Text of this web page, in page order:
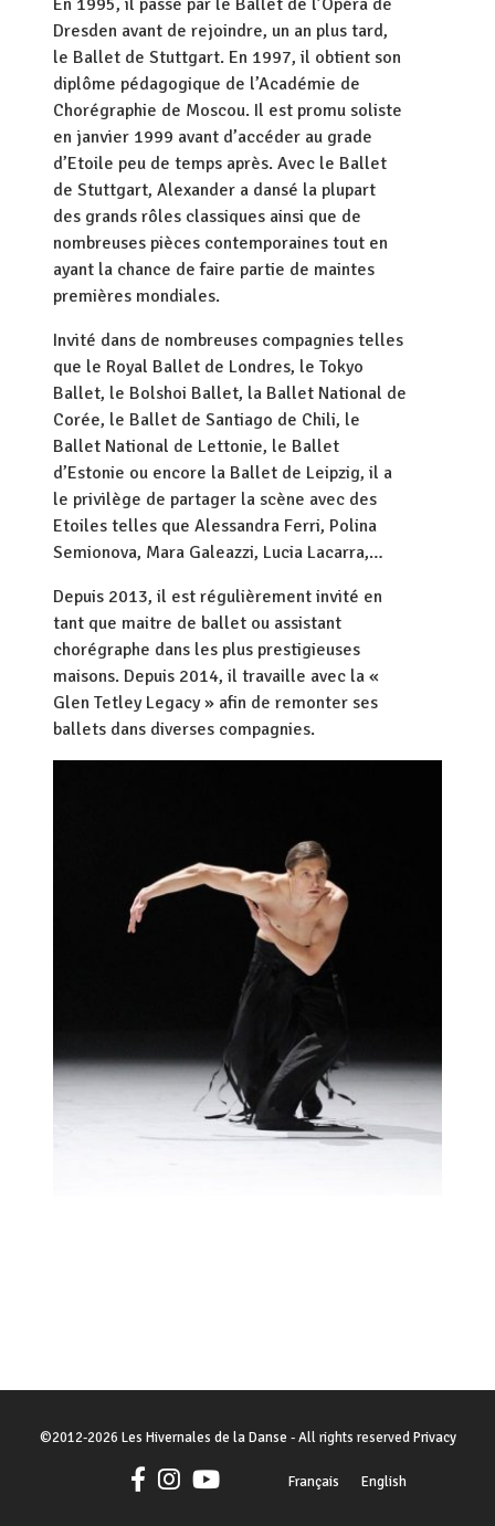
En 1995, il passe par le Ballet de l’Opéra de
Dresden avant de rejoindre, un an plus tard,
le Ballet de Stuttgart. En 1997, il obtient son
diplôme pédagogique de l’Académie de
Chorégraphie de Moscou. Il est promu soliste
en janvier 1999 avant d’accéder au grade
d’Etoile peu de temps après. Avec le Ballet
de Stuttgart, Alexander a dansé la plupart
des grands rôles classiques ainsi que de
nombreuses pièces contemporaines tout en
ayant la chance de faire partie de maintes
premières mondiales.
Invité dans de nombreuses compagnies telles
que le Royal Ballet de Londres, le Tokyo
Ballet, le Bolshoi Ballet, la Ballet National de
Corée, le Ballet de Santiago de Chili, le
Ballet National de Lettonie, le Ballet
d’Estonie ou encore la Ballet de Leipzig, il a
le privilège de partager la scène avec des
Etoiles telles que Alessandra Ferri, Polina
Semionova, Mara Galeazzi, Lucia Lacarra,…
Depuis 2013, il est régulièrement invité en
tant que maitre de ballet ou assistant
chorégraphe dans les plus prestigieuses
maisons. Depuis 2014, il travaille avec la «
Glen Tetley Legacy » afin de remonter ses
ballets dans diverses compagnies.
©2012-2026 Les Hivernales de la Danse - All rights reservedPrivacy
Français English